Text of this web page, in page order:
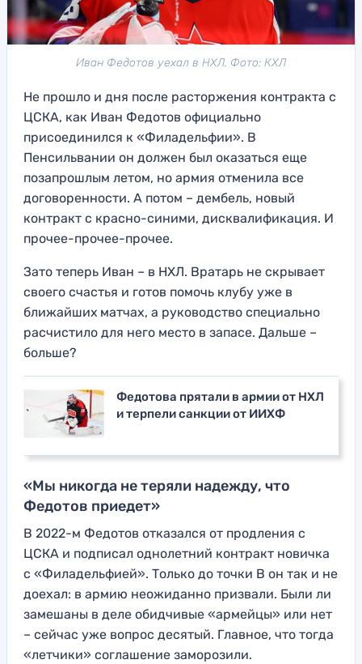
Иван Федотов уехал в НХЛ. Фото: КХЛ
Не прошло и дня после расторжения контракта с
ЦСКА, как Иван Федотов официально
присоединился к «Филадельфии». В
Пенсильвании он должен был оказаться еще
позапрошлым летом, но армия отменила все
договоренности. А потом – дембель, новый
контракт с красно-синими, дисквалификация. И
прочее-прочее-прочее.
Зато теперь Иван – в НХЛ. Вратарь не скрывает
своего счастья и готов помочь клубу уже в
ближайших матчах, а руководство специально
расчистило для него место в запасе. Дальше –
больше?
Федотова прятали в армии от НХЛ
и терпели санкции от ИИХФ
«Мы никогда не теряли надежду, что
Федотов приедет»
В 2022-м Федотов отказался от продления с
ЦСКА и подписал однолетний контракт новичка
с «Филадельфией». Только до точки B он так и не
доехал: в армию неожиданно призвали. Были ли
замешаны в деле обидчивые «армейцы» или нет
– сейчас уже вопрос десятый. Главное, что тогда
«летчики» соглашение заморозили.